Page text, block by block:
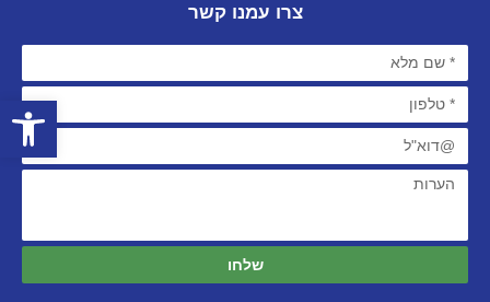
צרו עמנו קשר
שלחו
פתח